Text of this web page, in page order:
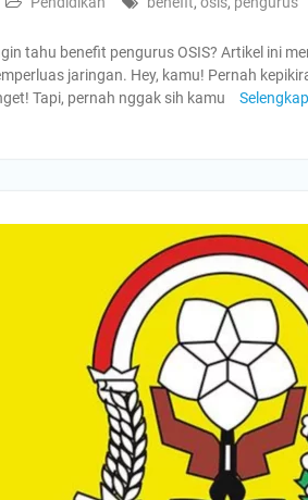
tahu benefit pengurus OSIS? Artikel ini
jaringan. Hey, kamu! Pernah
Tapi, pernah nggak sih kamu